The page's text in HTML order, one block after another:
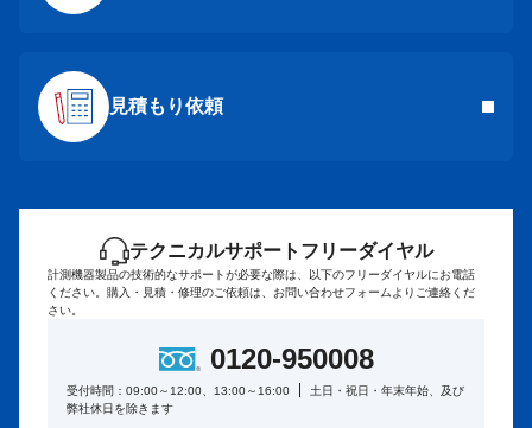
見積もり依頼
テクニカルサポートフリーダイヤル
計測機器製品の技術的なサポートが必要な際は、以下のフリーダイヤルにお電話
ください。 購入・見積・修理のご依頼は、お問い合わせフォームよりご連絡くだ
さい。
0120-950008
受付時間：09:00～12:00、13:00～16:00
土日・祝日・年末年始、及び
弊社休日を除きます